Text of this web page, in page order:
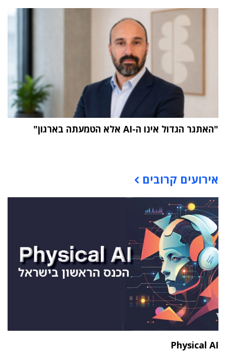
"האתגר הגדול אינו ה-AI אלא הטמעתה בארגון"
אירועים קרובים
Physical AI